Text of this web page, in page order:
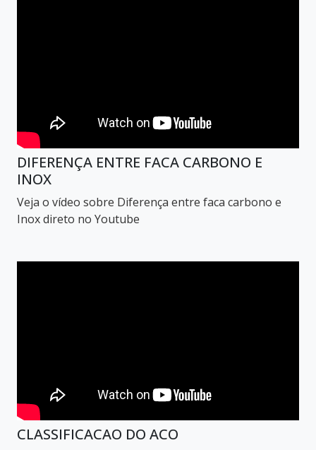
DIFERENÇA ENTRE FACA CARBONO E
INOX
Veja o vídeo sobre Diferença entre faca carbono e
Inox direto no Youtube
CLASSIFICACAO DO ACO